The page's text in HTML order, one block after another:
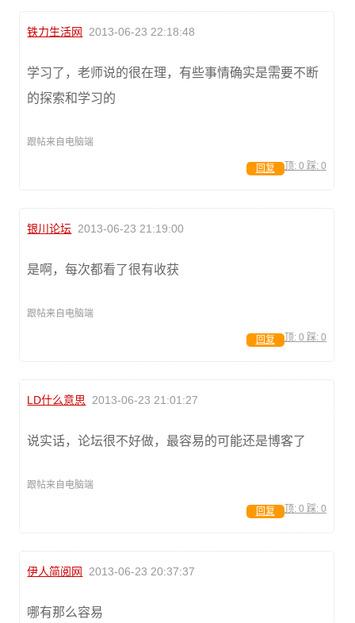
铁力生活网 2013-06-23 22:18:48
学习了，老师说的很在理，有些事情确实是需要不断
的探索和学习的
跟帖来自电脑端
顶: 0 踩: 0
回复
银川论坛 2013-06-23 21:19:00
是啊，每次都看了很有收获
跟帖来自电脑端
顶: 0 踩: 0
回复
LD什么意思 2013-06-23 21:01:27
说实话，论坛很不好做，最容易的可能还是博客了
跟帖来自电脑端
顶: 0 踩: 0
回复
伊人简阅网 2013-06-23 20:37:37
哪有那么容易